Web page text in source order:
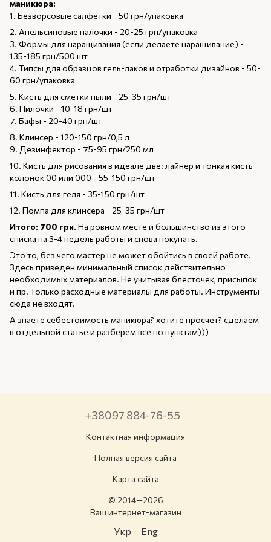
маникюра:
1. Безворсовые салфетки - 50 грн/упаковка
2. Апельсиновые палочки - 20-25 грн/упаковка
3. Формы для наращивания (если делаете наращивание) -
135-185 грн/500 шт
4. Типсы для образцов гель-лаков и отработки дизайнов - 50-
60 грн/упаковка
5. Кисть для сметки пыли - 25-35 грн/шт
6. Пилочки - 10-18 грн/шт
7. Бафы - 20-40 грн/шт
8. Клинсер - 120-150 грн/0,5 л
9. Дезинфектор - 75-95 грн/250 мл
10. Кисть для рисования в идеале две: лайнер и тонкая кисть
колонок 00 или 000 - 55-150 грн/шт
11. Кисть для геля - 35-150 грн/шт
12. Помпа для клинсера - 25-35 грн/шт
Итого: 700 грн. На ровном месте и большинство из этого
списка на 3-4 недель работы и снова покупать.
Это то, без чего мастер не может обойтись в своей работе.
Здесь приведен минимальный список действительно
необходимых материалов. Не учитывая блесточек, присыпок
и пр. Только расходные материалы для работы. Инструменты
сюда не входят.
А знаете себестоимость маникюра? хотите просчет? сделаем
в отдельной статье и разберем все по пунктам)))
+38097 884-76-55
Контактная информация
Полная версия сайта
Карта сайта
© 2014—2026
Ваш интернет-магазин
Укр Eng